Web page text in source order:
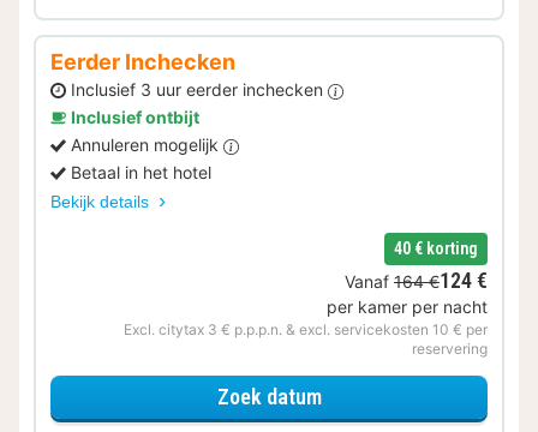
Eerder Inchecken
Inclusief 3 uur eerder inchecken
Inclusief ontbijt
Annuleren mogelijk
Betaal in het hotel
Bekijk details
40 € korting
Vanaf 164 €124 €
per kamer per nacht
Excl. citytax 3 € p.p.p.n. & excl. servicekosten 10 € per
reservering
Zoek datumvoor Eerder Inchecken